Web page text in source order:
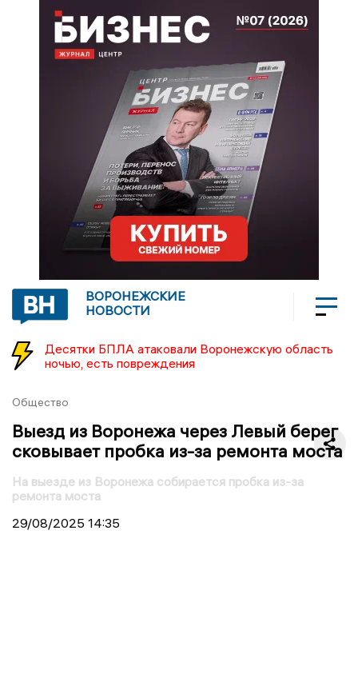
ВОРОНЕЖСКИЕ
НОВОСТИ
Десятки БПЛА атаковали Воронежскую область
ночью, есть повреждения
Общество
Выезд из Воронежа через Левый берег
сковывает пробка из-за ремонта моста
На выезде из Воронежа собирается пробка из-за
ремонта моста
29/08/2025 14:35